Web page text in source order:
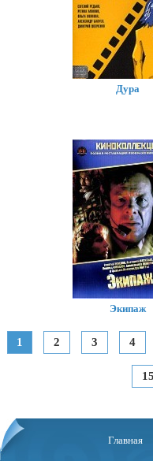
Дура
Экипаж
1 2 3 4
Главная